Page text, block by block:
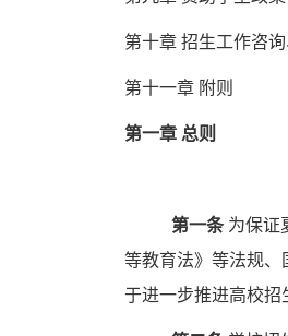
第十章 招生工作咨
第十一章 附则
第一章 总则
第一条 为保证
等教育法》等法规、
于进一步推进高校招